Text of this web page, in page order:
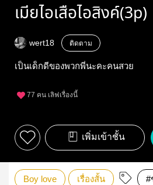
เมียไอเสือไอสิงค์(3p)
wert18 ติดตาม
เป็นเด็กดีของพวกพี่นะคะคนสวย
77 คน เลิฟเรื่องนี้
เพิ่มเข้าชั้น
Boy love เรื่องสั้น #